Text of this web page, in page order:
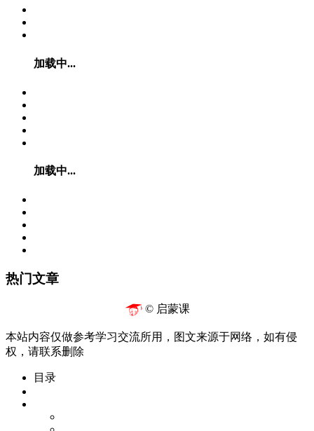
加载中...
加载中...
热门文章
© 启蒙课
本站内容仅做参考学习交流所用，图文来源于网络，如有侵
权，请联系删除
目录